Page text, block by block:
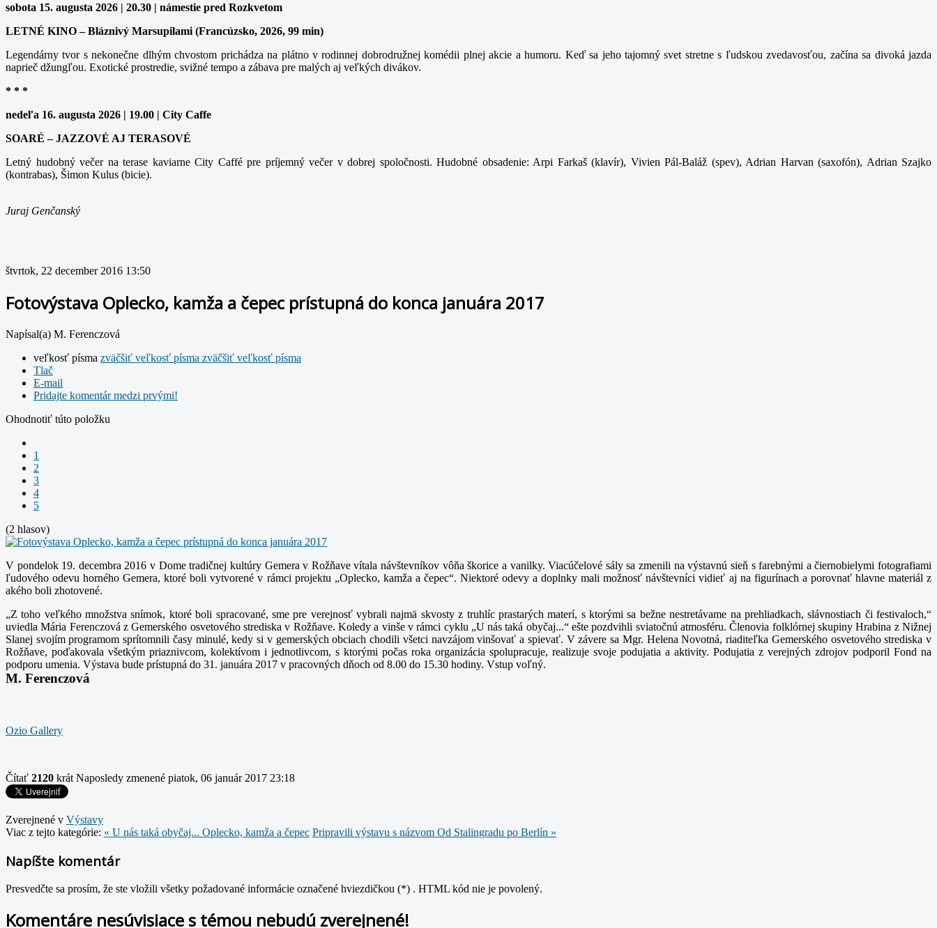
sobota 15. augusta 2026 | 20.30 | námestie pred Rozkvetom
LETNÉ KINO – Bláznivý Marsupilami (Francúzsko, 2026, 99 min)
Legendárny tvor s nekonečne dlhým chvostom prichádza na plátno v rodinnej dobrodružnej komédii plnej akcie a humoru. Keď sa jeho tajomný svet stretne s ľudskou zvedavosťou, začína sa divoká jazda
naprieč džungľou. Exotické prostredie, svižné tempo a zábava pre malých aj veľkých divákov.
* * *
nedeľa 16. augusta 2026 | 19.00 | City Caffe
SOARÉ – JAZZOVÉ AJ TERASOVÉ
Letný hudobný večer na terase kaviarne City Caffé pre príjemný večer v dobrej spoločnosti. Hudobné obsadenie: Arpi Farkaš (klavír), Vivien Pál-Baláž (spev), Adrian Harvan (saxofón), Adrian Szajko
(kontrabas), Šimon Kulus (bicie).
Juraj Genčanský
štvrtok, 22 december 2016 13:50
Fotovýstava Oplecko, kamža a čepec prístupná do konca januára 2017
Napísal(a) M. Ferenczová
veľkosť písma zväčšiť veľkosť písma zväčšiť veľkosť písma
Tlač
E-mail
Pridajte komentár medzi prvými!
Ohodnotiť túto položku
1
2
3
4
5
(2 hlasov)
V pondelok 19. decembra 2016 v Dome tradičnej kultúry Gemera v Rožňave vítala návštevníkov vôňa škorice a vanilky. Viacúčelové sály sa zmenili na výstavnú sieň s farebnými a čiernobielymi fotografiami
ľudového odevu horného Gemera, ktoré boli vytvorené v rámci projektu „Oplecko, kamža a čepec“. Niektoré odevy a doplnky mali možnosť návštevníci vidieť aj na figurínach a porovnať hlavne materiál z
akého boli zhotovené.
„Z toho veľkého množstva snímok, ktoré boli spracované, sme pre verejnosť vybrali najmä skvosty z truhlíc prastarých materí, s ktorými sa bežne nestretávame na prehliadkach, slávnostiach či festivaloch,“
uviedla Mária Ferenczová z Gemerského osvetového strediska v Rožňave. Koledy a vinše v rámci cyklu „U nás taká obyčaj...“ ešte pozdvihli sviatočnú atmosféru. Členovia folklórnej skupiny Hrabina z Nižnej
Slanej svojím programom sprítomnili časy minulé, kedy si v gemerských obciach chodili všetci navzájom vinšovať a spievať. V závere sa Mgr. Helena Novotná, riaditeľka Gemerského osvetového strediska v
Rožňave, poďakovala všetkým priaznivcom, kolektívom i jednotlivcom, s ktorými počas roka organizácia spolupracuje, realizuje svoje podujatia a aktivity. Podujatia z verejných zdrojov podporil Fond na
podporu umenia. Výstava bude prístupná do 31. januára 2017 v pracovných dňoch od 8.00 do 15.30 hodiny. Vstup voľný.
M. Ferenczová
Ozio Gallery
Čítať 2120 krát Naposledy zmenené piatok, 06 január 2017 23:18
Zverejnené v Výstavy
Viac z tejto kategórie: « U nás taká obyčaj... Oplecko, kamža a čepec Pripravili výstavu s názvom Od Stalingradu po Berlín »
Napíšte komentár
Presvedčte sa prosím, že ste vložili všetky požadované informácie označené hviezdičkou (*) . HTML kód nie je povolený.
Komentáre nesúvisiace s témou nebudú zverejnené!